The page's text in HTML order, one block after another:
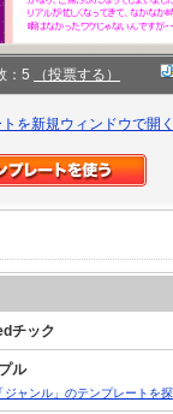
：5 （投票する）
を新規ウィンドウで開
チック
ル
ジャンル」のテンプレートを